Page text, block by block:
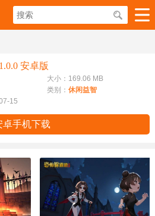
安卓版
大小：169.06 MB
类别： 休闲益智
15
卓手机下载